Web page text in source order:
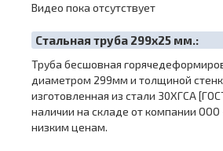
Видео пока отсутствует
Cтальная труба 299х25 мм.:
Труба бесшовная
диаметром 299мм и толщиной
изготовленная из стали 30ХГСА
наличии на складе от компании ООО
низким ценам.